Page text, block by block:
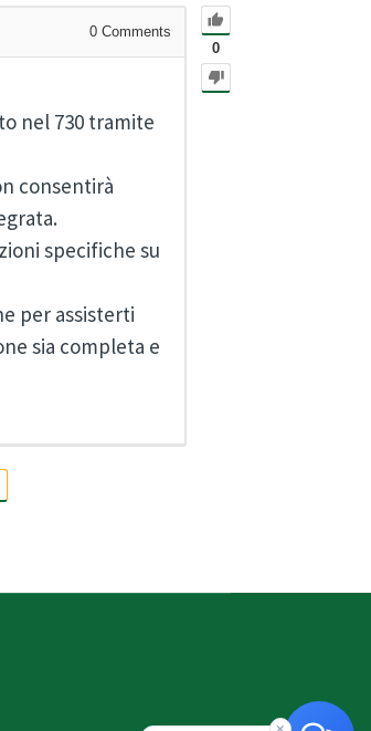
0
0 Comments
nel 730 tramite
consentirà
specifiche su
per assisterti
sia completa e